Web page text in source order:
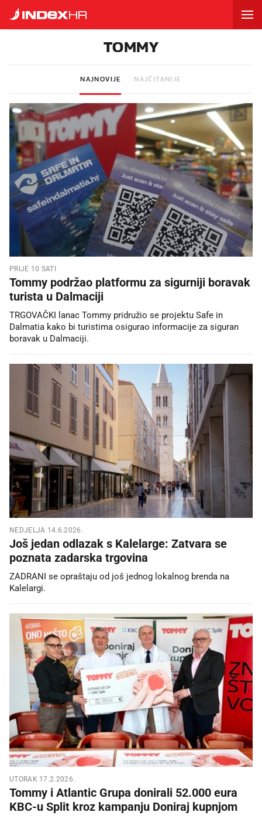
TOMMY
NAJNOVIJE NAJČITANIJE
PRIJE 10 SATI
Tommy podržao platformu za sigurniji boravak
turista u Dalmaciji
TRGOVAČKI lanac Tommy pridružio se projektu Safe in
Dalmatia kako bi turistima osigurao informacije za siguran
boravak u Dalmaciji.
NEDJELJA 14.6.2026.
Još jedan odlazak s Kalelarge: Zatvara se
poznata zadarska trgovina
ZADRANI se opraštaju od još jednog lokalnog brenda na
Kalelargi.
UTORAK 17.2.2026.
Tommy i Atlantic Grupa donirali 52.000 eura
KBC-u Split kroz kampanju Doniraj kupnjom